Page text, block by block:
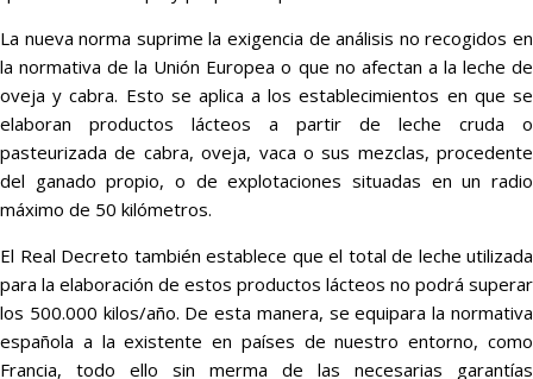
La nueva norma suprime la exigencia de análisis no recogidos en
la normativa de la Unión Europea o que no afectan a la leche de
oveja y cabra. Esto se aplica a los establecimientos en que se
elaboran productos lácteos a partir de leche cruda o
pasteurizada de cabra, oveja, vaca o sus mezclas, procedente
del ganado propio, o de explotaciones situadas en un radio
máximo de 50 kilómetros.
El Real Decreto también establece que el total de leche utilizada
para la elaboración de estos productos lácteos no podrá superar
los 500.000 kilos/año. De esta manera, se equipara la normativa
española a la existente en países de nuestro entorno, como
Francia, todo ello sin merma de las necesarias garantías